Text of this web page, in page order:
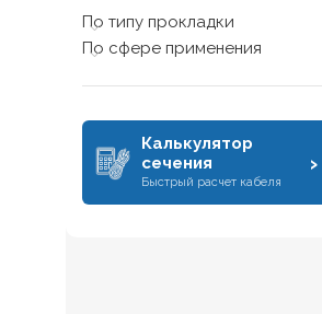
По типу прокладки
По сфере применения
Калькулятор
сечения
Быстрый расчет кабеля
›